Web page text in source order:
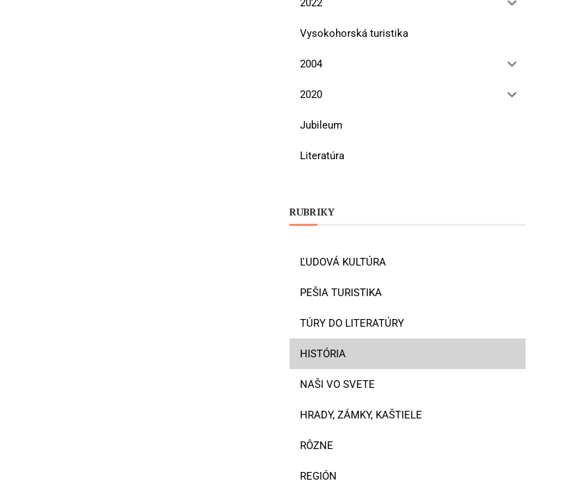
2022
Vysokohorská turistika
2004
2020
Jubileum
Literatúra
RUBRIKY
ĽUDOVÁ KULTÚRA
PEŠIA TURISTIKA
TÚRY DO LITERATÚRY
HISTÓRIA
NAŠI VO SVETE
HRADY, ZÁMKY, KAŠTIELE
RÔZNE
REGIÓN